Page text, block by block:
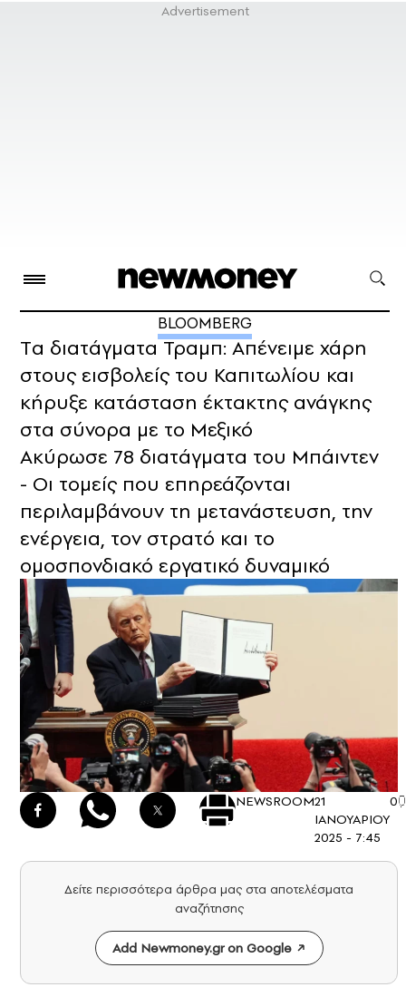
BLOOMBERG
Tα διατάγματα Τραμπ: Απένειμε χάρη
στους εισβολείς του Καπιτωλίου και
κήρυξε κατάσταση έκτακτης ανάγκης
στα σύνορα με το Μεξικό
Ακύρωσε 78 διατάγματα του Μπάιντεν
- Οι τομείς που επηρεάζονται
περιλαμβάνουν τη μετανάστευση, την
ενέργεια, τον στρατό και το
ομοσπονδιακό εργατικό δυναμικό
NEWSROOM21
ΙΑΝΟΥΑΡΙΟΥ
2025 - 7:45
0
Δείτε περισσότερα άρθρα μας στα αποτελέσματα
αναζήτησης
Add Newmoney.gr on Google